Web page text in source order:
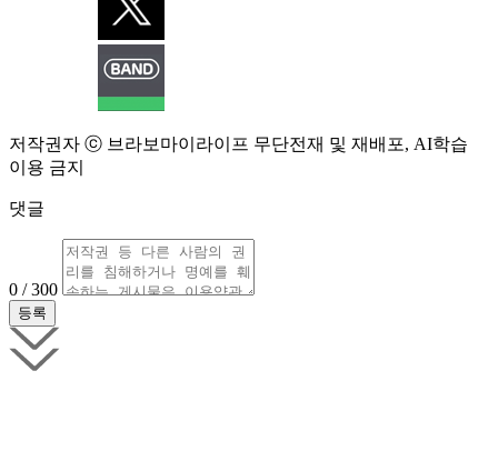
저작권자 ⓒ 브라보마이라이프 무단전재 및 재배포, AI학습
이용 금지
댓글
0 / 300